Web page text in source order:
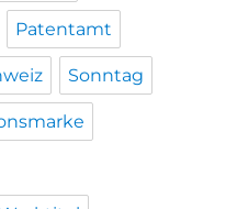
Patentamt
Sonntag